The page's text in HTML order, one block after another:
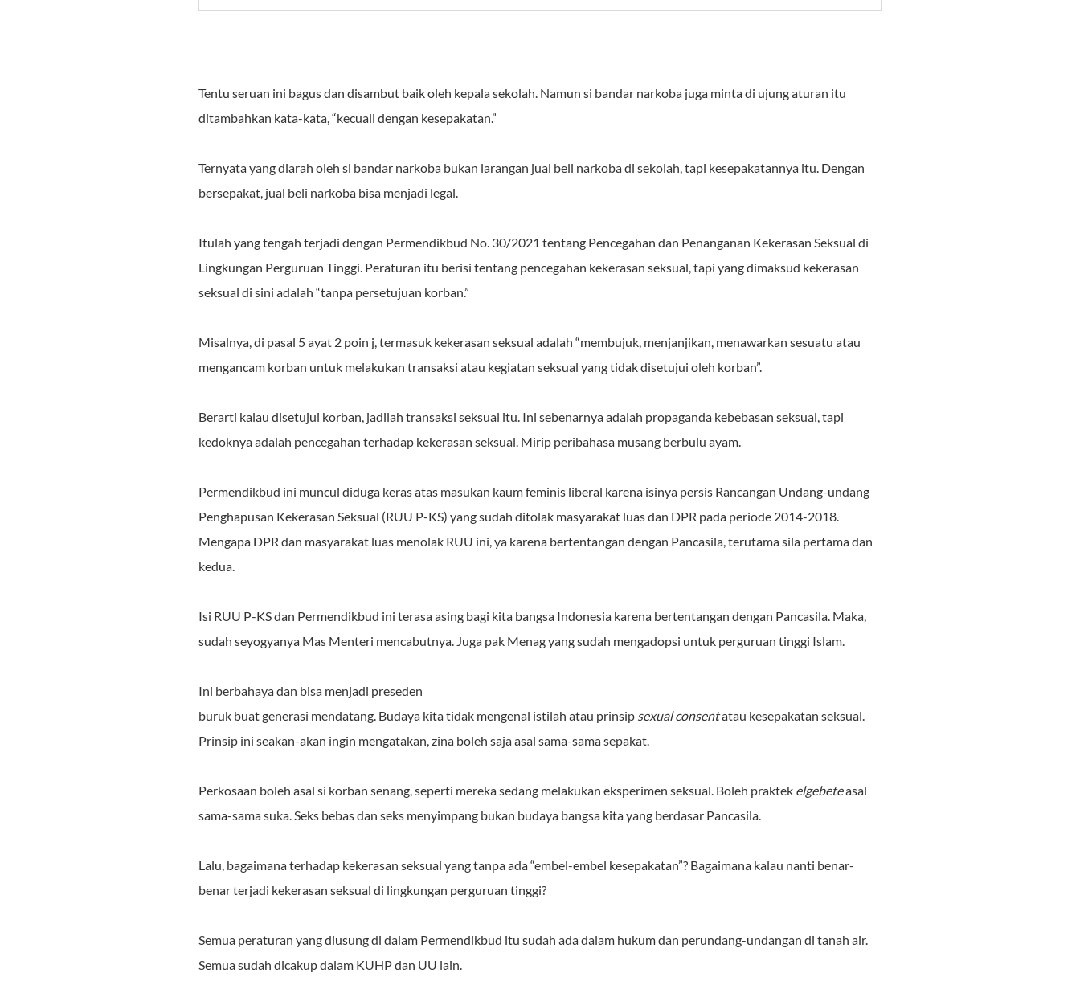
Tentu seruan ini bagus dan disambut baik oleh kepala sekolah. Namun si bandar narkoba juga minta di ujung aturan itu
ditambahkan kata-kata, “kecuali dengan kesepakatan.”
Ternyata yang diarah oleh si bandar narkoba bukan larangan jual beli narkoba di sekolah, tapi kesepakatannya itu. Dengan
bersepakat, jual beli narkoba bisa menjadi legal.
Itulah yang tengah terjadi dengan Permendikbud No. 30/2021 tentang Pencegahan dan Penanganan Kekerasan Seksual di
Lingkungan Perguruan Tinggi. Peraturan itu berisi tentang pencegahan kekerasan seksual, tapi yang dimaksud kekerasan
seksual di sini adalah “tanpa persetujuan korban.”
Misalnya, di pasal 5 ayat 2 poin j, termasuk kekerasan seksual adalah “membujuk, menjanjikan, menawarkan sesuatu atau
mengancam korban untuk melakukan transaksi atau kegiatan seksual yang tidak disetujui oleh korban”.
Berarti kalau disetujui korban, jadilah transaksi seksual itu. Ini sebenarnya adalah propaganda kebebasan seksual, tapi
kedoknya adalah pencegahan terhadap kekerasan seksual. Mirip peribahasa musang berbulu ayam.
Permendikbud ini muncul diduga keras atas masukan kaum feminis liberal karena isinya persis Rancangan Undang-undang
Penghapusan Kekerasan Seksual (RUU P-KS) yang sudah ditolak masyarakat luas dan DPR pada periode 2014-2018.
Mengapa DPR dan masyarakat luas menolak RUU ini, ya karena bertentangan dengan Pancasila, terutama sila pertama dan
kedua.
Isi RUU P-KS dan Permendikbud ini terasa asing bagi kita bangsa Indonesia karena bertentangan dengan Pancasila. Maka,
sudah seyogyanya Mas Menteri mencabutnya. Juga pak Menag yang sudah mengadopsi untuk perguruan tinggi Islam.
Ini berbahaya dan bisa menjadi preseden
buruk buat generasi mendatang. Budaya kita tidak mengenal istilah atau prinsip sexual consentatau kesepakatan seksual.
Prinsip ini seakan-akan ingin mengatakan, zina boleh saja asal sama-sama sepakat.
Perkosaan boleh asal si korban senang, seperti mereka sedang melakukan eksperimen seksual. Boleh praktek elgebeteasal
sama-sama suka. Seks bebas dan seks menyimpang bukan budaya bangsa kita yang berdasar Pancasila.
Lalu, bagaimana terhadap kekerasan seksual yang tanpa ada “embel-embel kesepakatan”? Bagaimana kalau nanti benar-
benar terjadi kekerasan seksual di lingkungan perguruan tinggi?
Semua peraturan yang diusung di dalam Permendikbud itu sudah ada dalam hukum dan perundang-undangan di tanah air.
Semua sudah dicakup dalam KUHP dan UU lain.